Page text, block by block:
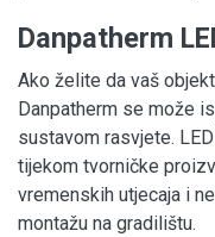
Danpatherm
Ako želite da vaš
Danpatherm se može
sustavom rasvjete.
tijekom tvorničke
vremenskih utjecaja i
montažu na gradilištu.